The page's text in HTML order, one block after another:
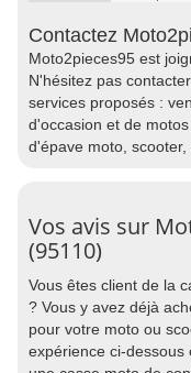
Contactez
Moto2pieces95 est
N'hésitez pas
services proposés :
d'occasion et de
d'épave moto, scooter,
Vos avis sur
(95110)
Vous êtes client de la
? Vous y avez déjà
pour votre moto ou
expérience ci-dessous